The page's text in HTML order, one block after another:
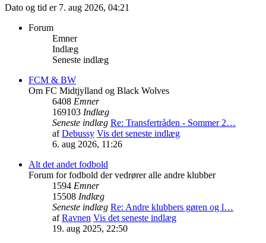
Dato og tid er 7. aug 2026, 04:21
Forum
Emner
Indlæg
Seneste indlæg
FCM & BW
Om FC Midtjylland og Black Wolves
6408 Emner
169103 Indlæg
Seneste indlæg Re: Transfertråden - Sommer 2…
afDebussy Vis det seneste indlæg
6. aug 2026, 11:26
Alt det andet fodbold
Forum for fodbold der vedrører alle andre klubber
1594 Emner
15508 Indlæg
Seneste indlæg Re: Andre klubbers gøren og l…
afRavnen Vis det seneste indlæg
19. aug 2025, 22:50